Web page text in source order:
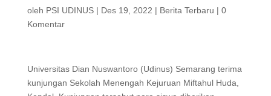
oleh PSI UDINUS| Des 19, 2022 | Berita Terbaru | 0
Komentar
Universitas Dian Nuswantoro (Udinus) Semarang terima
kunjungan Sekolah Menengah Kejuruan Miftahul Huda,